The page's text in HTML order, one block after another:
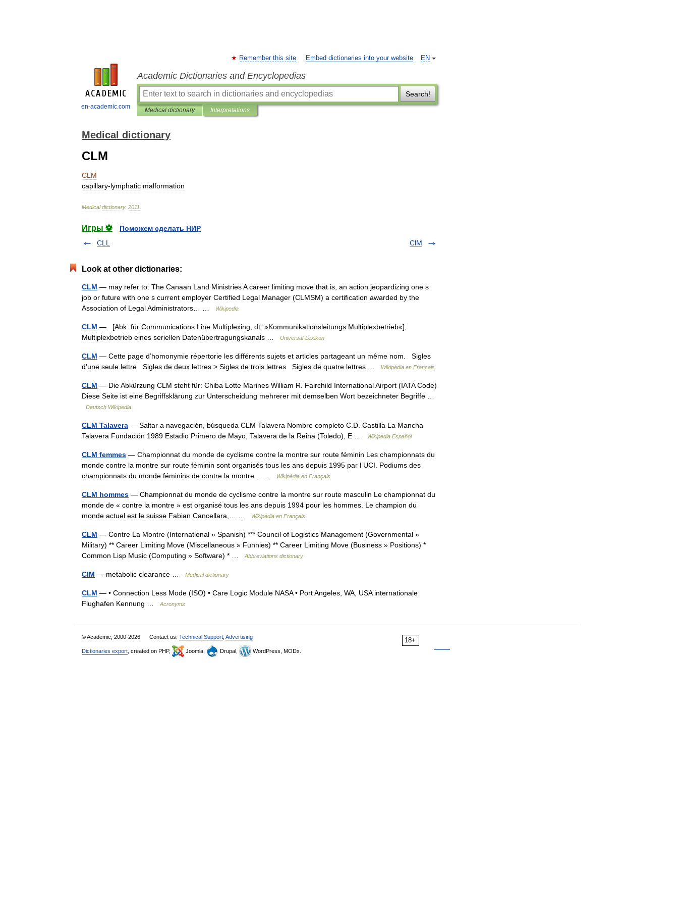
en-academic.com
EN
Remember this site Embed dictionaries into your website
Academic Dictionaries and Encyclopedias
Search!
Medical dictionary Interpretations
Medical dictionary
CLM
CLM
capillary-lymphatic malformation
Medical dictionary. 2011
Игры ⚽
Поможем сделать НИР
CLL
ClM
Look at other dictionaries:
CLM — may refer to: The Canaan Land Ministries A career limiting move that is, an action jeopardizing one s
job or future with one s current employer Certified Legal Manager (CLMSM) a certification awarded by the
Association of Legal Administrators… …
Wikipedia
CLM — [Abk. für Communications Line Multiplexing, dt. »Kommunikationsleitungs Multiplexbetrieb«],
Multiplexbetrieb eines seriellen Datenübertragungskanals …
Universal-Lexikon
CLM — Cette page d’homonymie répertorie les différents sujets et articles partageant un même nom. Sigles
d’une seule lettre Sigles de deux lettres > Sigles de trois lettres Sigles de quatre lettres …
Wikipédia en Français
CLM — Die Abkürzung CLM steht für: Chiba Lotte Marines William R. Fairchild International Airport (IATA Code)
Diese Seite ist eine Begriffsklärung zur Unterscheidung mehrerer mit demselben Wort bezeichneter Begriffe …
Deutsch Wikipedia
CLM Talavera — Saltar a navegación, búsqueda CLM Talavera Nombre completo C.D. Castilla La Mancha
Talavera Fundación 1989 Estadio Primero de Mayo, Talavera de la Reina (Toledo), E …
Wikipedia Español
CLM femmes — Championnat du monde de cyclisme contre la montre sur route féminin Les championnats du
monde contre la montre sur route féminin sont organisés tous les ans depuis 1995 par l UCI. Podiums des
championnats du monde féminins de contre la montre… …
Wikipédia en Français
CLM hommes — Championnat du monde de cyclisme contre la montre sur route masculin Le championnat du
monde de « contre la montre » est organisé tous les ans depuis 1994 pour les hommes. Le champion du
monde actuel est le suisse Fabian Cancellara,… …
Wikipédia en Français
CLM — Contre La Montre (International » Spanish) *** Council of Logistics Management (Governmental »
Military) ** Career Limiting Move (Miscellaneous » Funnies) ** Career Limiting Move (Business » Positions) *
Common Lisp Music (Computing » Software) * …
Abbreviations dictionary
ClM — metabolic clearance … Medical dictionary
CLM — • Connection Less Mode (ISO) • Care Logic Module NASA • Port Angeles, WA, USA internationale
Flughafen Kennung …
Acronyms
18+
© Academic, 2000-2026 Contact us: Technical Support Advertising
Dictionaries export , created on PHP, Joomla, Drupal, WordPress, MODx.